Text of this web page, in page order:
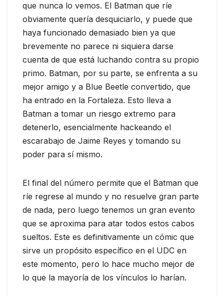
que nunca lo vemos. El Batman que ríe
obviamente quería desquiciarlo, y puede que
haya funcionado demasiado bien ya que
brevemente no parece ni siquiera darse
cuenta de que está luchando contra su propio
primo. Batman, por su parte, se enfrenta a su
mejor amigo y a Blue Beetle convertido, que
ha entrado en la Fortaleza. Esto lleva a
Batman a tomar un riesgo extremo para
detenerlo, esencialmente hackeando el
escarabajo de Jaime Reyes y tomando su
poder para sí mismo.
El final del número permite que el Batman que
ríe regrese al mundo y no resuelve gran parte
de nada, pero luego tenemos un gran evento
que se aproxima para atar todos estos cabos
sueltos. Este es definitivamente un cómic que
sirve un propósito específico en el UDC en
este momento, pero lo hace mucho mejor de
lo que la mayoría de los vínculos lo harían.